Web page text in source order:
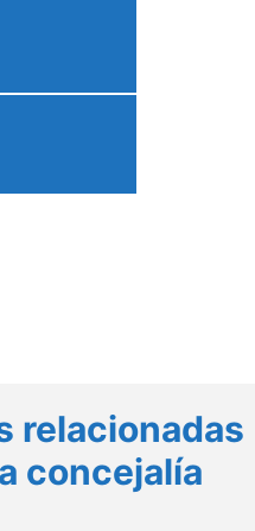
relacionadas
concejalía